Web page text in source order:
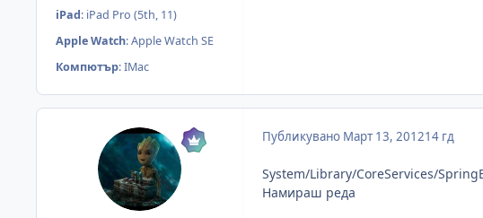
iPad: iPad Pro (5th, 11)
Apple Watch:Apple Watch SE
Компютър:IMac
Публикувано Март 13, 201214 гд
System/Library/CoreServices/
Намираш реда